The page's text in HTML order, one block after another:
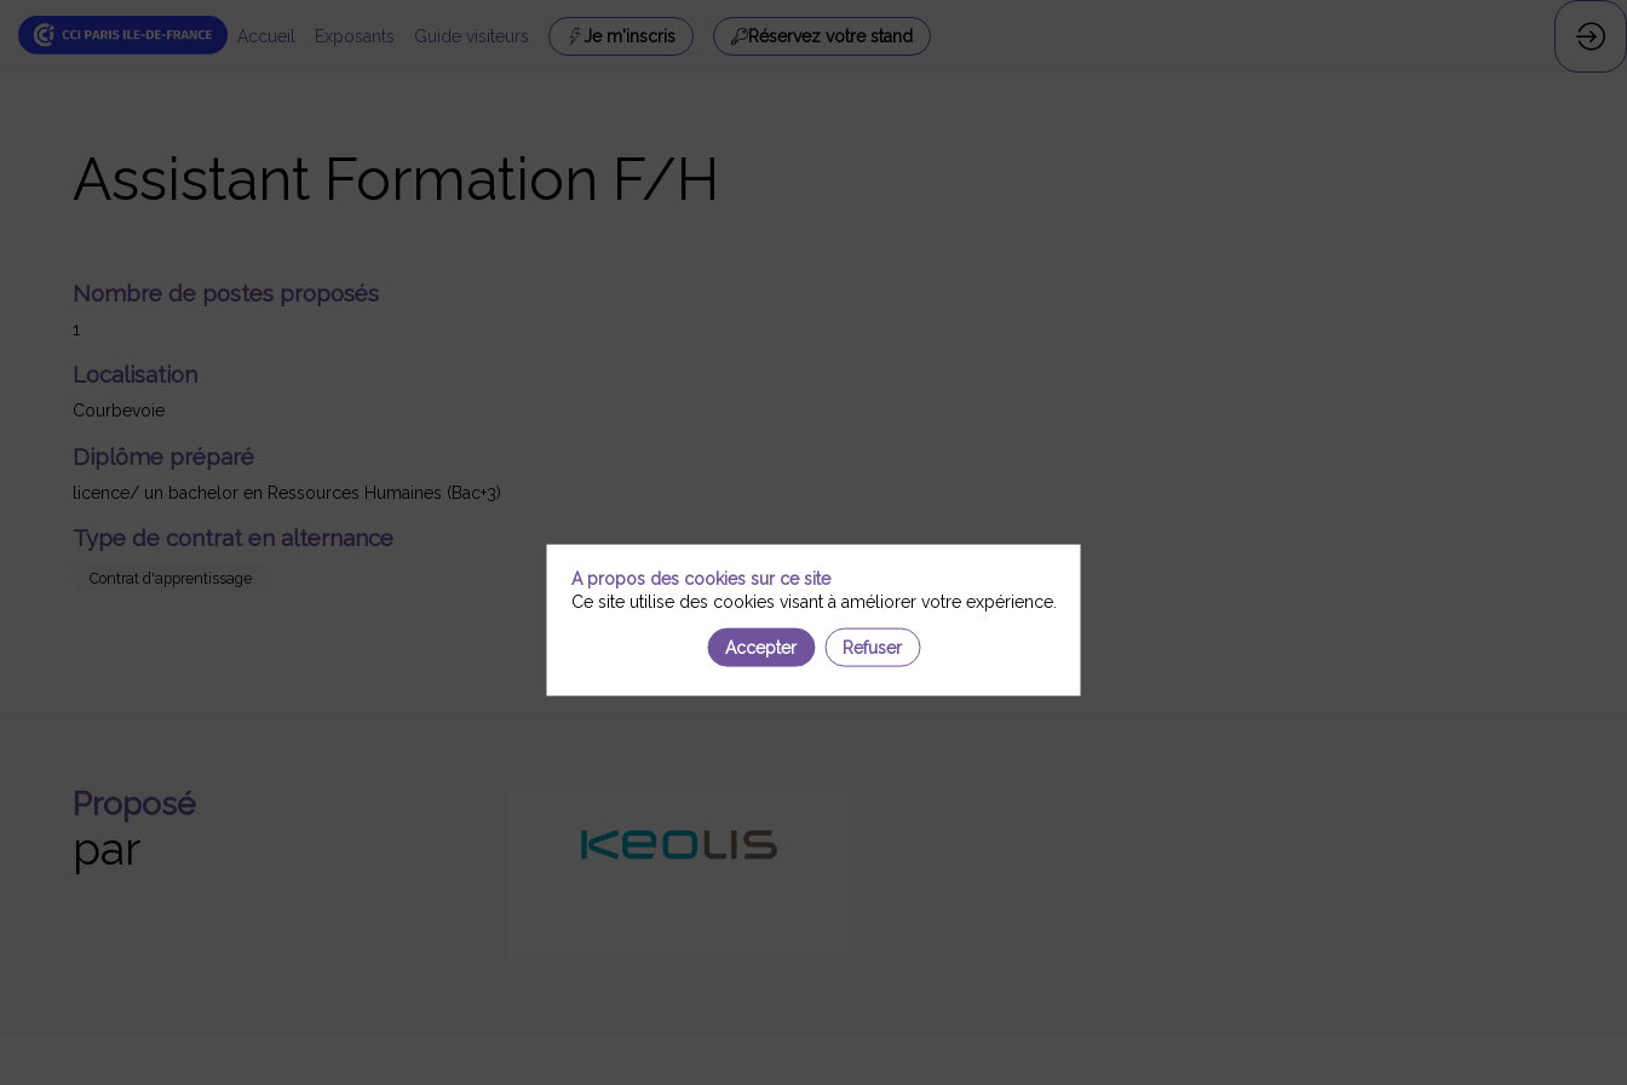
Accueil Exposants Guide visiteurs Je m'inscris Réservez votre stand
Assistant Formation F/H
Nombre de postes proposés
1
Localisation
Courbevoie
Diplôme préparé
licence/ un bachelor en Ressources Humaines (Bac+3)
Type de contrat en alternance
Contrat d'apprentissage
Proposé
par
A propos des cookies sur ce site
Ce site utilise des cookies visant à améliorer votre expérience.
Accepter Refuser